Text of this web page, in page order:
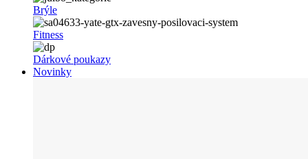
Brýle
Fitness
Dárkové poukazy
Novinky